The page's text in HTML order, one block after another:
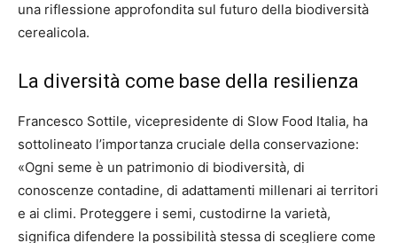
una riflessione approfondita sul futuro della biodiversità
cerealicola.
La diversità come base della resilienza
Francesco Sottile, vicepresidente di Slow Food Italia, ha
sottolineato l’importanza cruciale della conservazione:
«Ogni seme è un patrimonio di biodiversità, di
conoscenze contadine, di adattamenti millenari ai territori
e ai climi. Proteggere i semi, custodirne la varietà,
significa difendere la possibilità stessa di scegliere come